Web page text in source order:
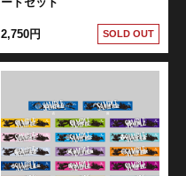
2,750円 SOLD OUT